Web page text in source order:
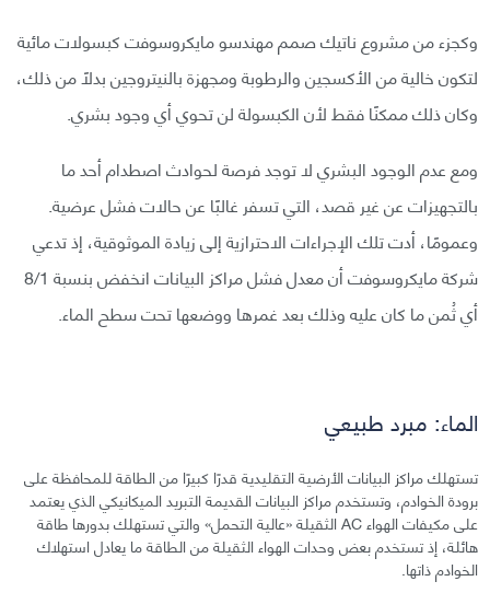
وكجزء من مشروع ناتيك صمم مهندسو مايكروسوفت كبسولات مائية
لتكون خالية من الأكسجين والرطوبة ومجهزة بالنيتروجين بدلًا من ذلك،
وكان ذلك ممكنًا فقط لأن الكبسولة لن تحوي أي وجود بشري.
ومع عدم الوجود البشري لا توجد فرصة لحوادث اصطدام أحد ما
بالتجهيزات عن غير قصد، التي تسفر غالبًا عن حالات فشل عرضية.
وعمومًا، أدت تلك الإجراءات الاحترازية إلى زيادة الموثوقية، إذ تدعي
شركة مايكروسوفت أن معدل فشل مراكز البيانات انخفض بنسبة 8/1
أي ثُمن ما كان عليه وذلك بعد غمرها ووضعها تحت سطح الماء.
الماء: مبرد طبيعي
تستهلك مراكز البيانات الأرضية التقليدية قدرًا كبيرًا من الطاقة للمحافظة على
برودة الخوادم، وتستخدم مراكز البيانات القديمة التبريد الميكانيكي الذي يعتمد
على مكيفات الهواء AC الثقيلة «عالية التحمل» والتي تستهلك بدورها طاقة
هائلة، إذ تستخدم بعض وحدات الهواء الثقيلة من الطاقة ما يعادل استهلاك
الخوادم ذاتها.